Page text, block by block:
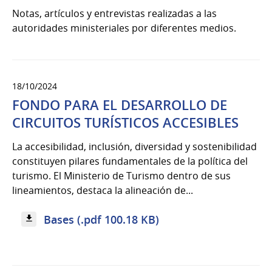
Notas, artículos y entrevistas realizadas a las
autoridades ministeriales por diferentes medios.
18/10/2024
FONDO PARA EL DESARROLLO DE
CIRCUITOS TURÍSTICOS ACCESIBLES
La accesibilidad, inclusión, diversidad y sostenibilidad
constituyen pilares fundamentales de la política del
turismo. El Ministerio de Turismo dentro de sus
lineamientos, destaca la alineación de...
Bases (.pdf 100.18 KB)